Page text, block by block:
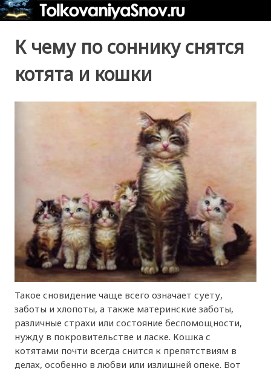
К чему по соннику снятся
котята и кошки
Такое сновидение чаще всего означает суету,
заботы и хлопоты, а также материнские заботы,
различные страхи или состояние беспомощности,
нужду в покровительстве и ласке. Кошка с
котятами почти всегда снится к препятствиям в
делах, особенно в любви или излишней опеке. Вот